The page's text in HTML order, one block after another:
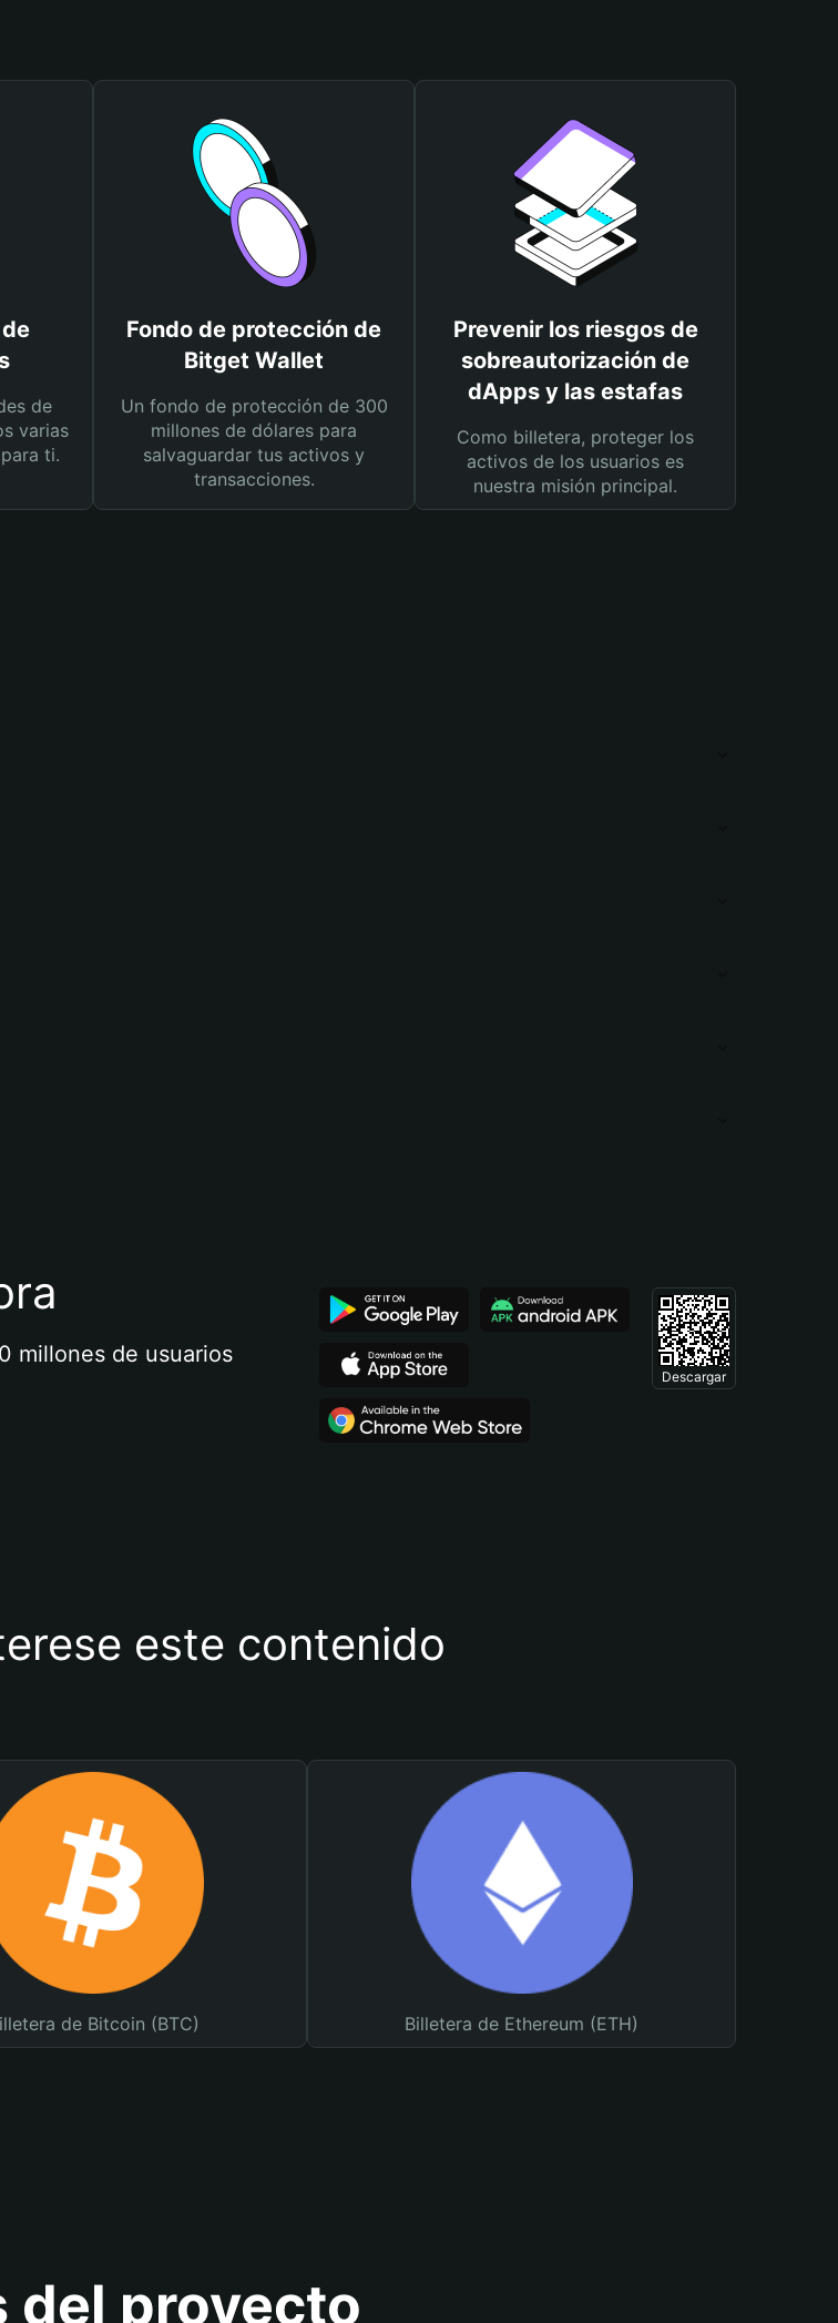
de
varias
ti.
Fondo de protección de
Bitget Wallet
Un fondo de protección de 300
millones de dólares para
salvaguardar tus activos y
transacciones.
Prevenir los riesgos de
sobreautorización de
dApps y las estafas
Como billetera, proteger los
activos de los usuarios es
nuestra misión principal.
millones de usuarios
Descargar
este contenido
de Bitcoin (BTC) Billetera de Ethereum (ETH)
del proyecto